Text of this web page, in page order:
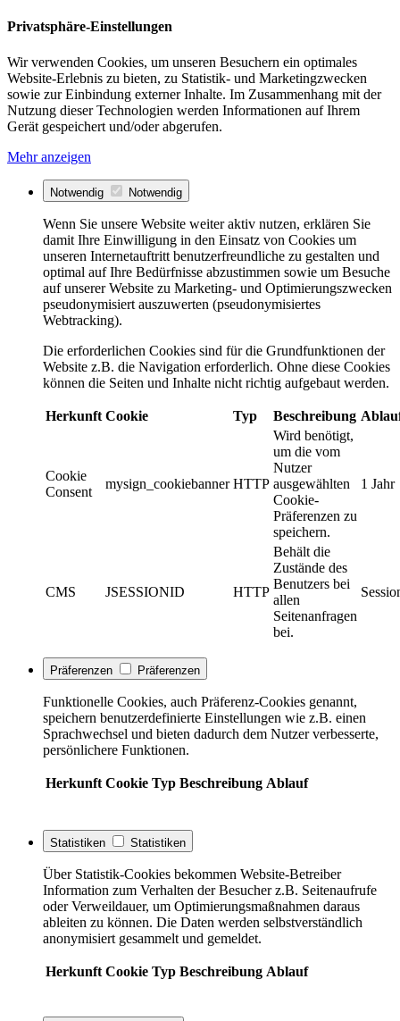
Privatsphäre-Einstellungen
Wir verwenden Cookies, um unseren Besuchern ein optimales
Website-Erlebnis zu bieten, zu Statistik- und Marketingzwecken
sowie zur Einbindung externer Inhalte. Im Zusammenhang mit der
Nutzung dieser Technologien werden Informationen auf Ihrem
Gerät gespeichert und/oder abgerufen.
Mehr anzeigen
Notwendig Notwendig
Wenn Sie unsere Website weiter aktiv nutzen, erklären Sie
damit Ihre Einwilligung in den Einsatz von Cookies um
unseren Internetauftritt benutzerfreundliche zu gestalten und
optimal auf Ihre Bedürfnisse abzustimmen sowie um Besuche
auf unserer Website zu Marketing- und Optimierungszwecken
pseudonymisiert auszuwerten (pseudonymisiertes
Webtracking).
Die erforderlichen Cookies sind für die Grundfunktionen der
Website z.B. die Navigation erforderlich. Ohne diese Cookies
können die Seiten und Inhalte nicht richtig aufgebaut werden.
Herkunft Cookie Typ Beschreibung
Cookie
Consent
mysign_cookiebanner HTTP
Wird benötigt,
um die vom
Nutzer
ausgewählten
Cookie-
Präferenzen zu
speichern.
1 Jahr
CMS JSESSIONID HTTP
Behält die
Zustände des
Benutzers bei
allen
Seitenanfragen
bei.
Präferenzen Präferenzen
Funktionelle Cookies, auch Präferenz-Cookies genannt,
speichern benutzerdefinierte Einstellungen wie z.B. einen
Sprachwechsel und bieten dadurch dem Nutzer verbesserte,
persönlichere Funktionen.
Herkunft Cookie Typ Beschreibung Ablauf
Statistiken Statistiken
Über Statistik-Cookies bekommen Website-Betreiber
Information zum Verhalten der Besucher z.B. Seitenaufrufe
oder Verweildauer, um Optimierungsmaßnahmen daraus
ableiten zu können. Die Daten werden selbstverständlich
anonymisiert gesammelt und gemeldet.
Herkunft Cookie Typ Beschreibung Ablauf